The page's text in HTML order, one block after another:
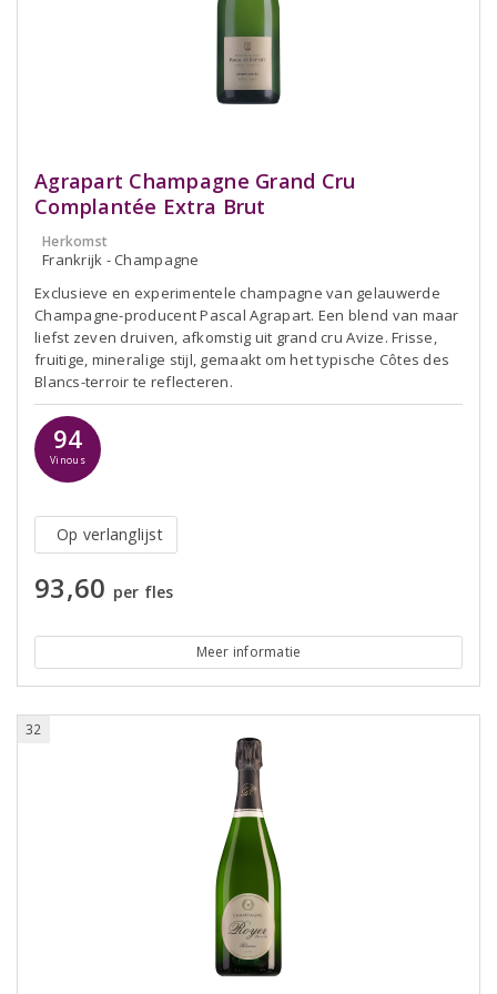
Agrapart Champagne Grand Cru
Complantée Extra Brut
Herkomst
Frankrijk - Champagne
Exclusieve en experimentele champagne van gelauwerde
Champagne-producent Pascal Agrapart. Een blend van maar
liefst zeven druiven, afkomstig uit grand cru Avize. Frisse,
fruitige, mineralige stijl, gemaakt om het typische Côtes des
Blancs-terroir te reflecteren.
94
Vinous
Op verlanglijst
93,60 per fles
Meer informatie
32